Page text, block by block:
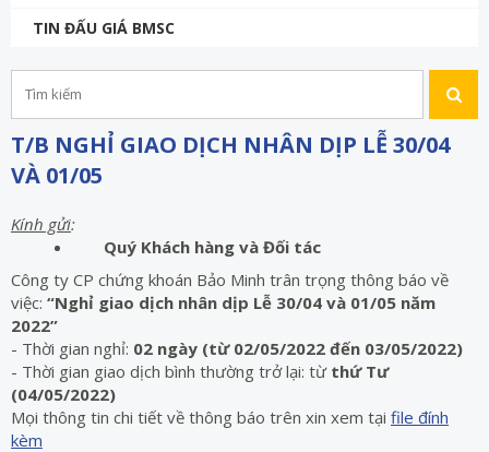
TIN ĐẤU GIÁ BMSC
T/B NGHỈ GIAO DỊCH NHÂN DỊP LỄ 30/04
VÀ 01/05
Kính gửi:
Quý Khách hàng và Đối tác
Công ty CP chứng khoán Bảo Minh trân trọng thông báo về
việc: “Nghỉ giao dịch nhân dịp Lễ 30/04 và 01/05 năm
2022”
- Thời gian nghỉ: 02 ngày (từ 02/05/2022 đến 03/05/2022)
- Thời gian giao dịch bình thường trở lại: từthứ Tư
(04/05/2022)
Mọi thông tin chi tiết về thông báo trên xin xem tại file đính
kèm